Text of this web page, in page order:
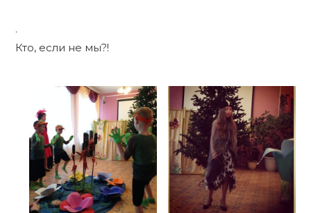
.
Кто, если не мы?!